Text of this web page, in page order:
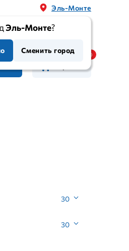
Эль-Монте
Эль-Монте?
Сменить город
30
30